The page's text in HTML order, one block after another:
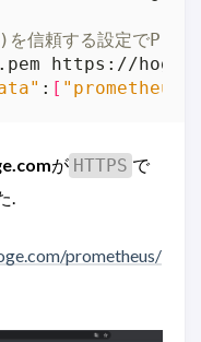
信頼する設定で
: [ "prometheus"
が HTTPS で
.
prometheus/